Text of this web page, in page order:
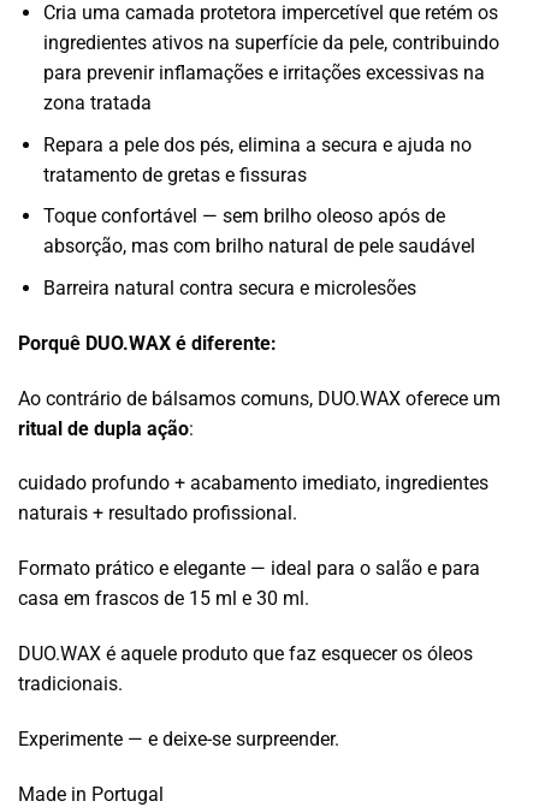
Cria uma camada protetora impercetível que retém os
ingredientes ativos na superfície da pele, contribuindo
para prevenir inflamações e irritações excessivas na
zona tratada
Repara a pele dos pés, elimina a secura e ajuda no
tratamento de gretas e fissuras
Toque confortável — sem brilho oleoso após de
absorção, mas com brilho natural de pele saudável
Barreira natural contra secura e microlesões
Porquê DUO.WAX é diferente:
Ao contrário de bálsamos comuns, DUO.WAX oferece um
ritual de dupla ação:
cuidado profundo + acabamento imediato, ingredientes
naturais + resultado profissional.
Formato prático e elegante — ideal para o salão e para
casa em frascos de 15 ml e 30 ml.
DUO.WAX é aquele produto que faz esquecer os óleos
tradicionais.
Experimente — e deixe-se surpreender.
Made in Portugal